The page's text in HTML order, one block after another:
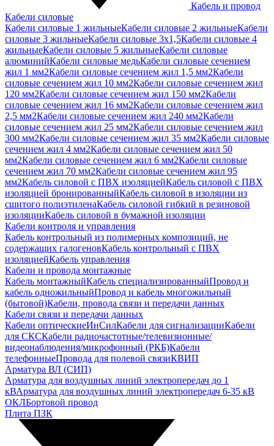
Кабель и провод
Кабели силовые
Кабели силовые 1 жильныеКабели силовые 2 жильныеКабели
силовые 3 жильныеКабели силовые 3х1,5Кабели силовые 4
жильныеКабели силовые 5 жильныеКабели силовые
алюминийКабели силовые медьКабели силовые сечением
жил 1 мм2Кабели силовые сечением жил 1,5 мм2Кабели
силовые сечением жил 10 мм2Кабели силовые сечением жил
120 мм2Кабели силовые сечением жил 150 мм2Кабели
силовые сечением жил 16 мм2Кабели силовые сечением жил
2,5 мм2Кабели силовые сечением жил 240 мм2Кабели
силовые сечением жил 25 мм2Кабели силовые сечением жил
300 мм2Кабели силовые сечением жил 35 мм2Кабели силовые
сечением жил 4 мм2Кабели силовые сечением жил 50
мм2Кабели силовые сечением жил 6 мм2Кабели силовые
сечением жил 70 мм2Кабели силовые сечением жил 95
мм2Кабель силовой с ПВХ изоляциейКабель силовой с ПВХ
изоляцией бронированныйКабель силовой в изоляции из
сшитого полиэтиленаКабель силовой гибкий в резиновой
изоляцииКабель силовой в бумажной изоляции
Кабели контроля и управления
Кабель контрольный из полимерных композиций, не
содержащих галогеновКабель контрольный с ПВХ
изоляциейКабель управления
Кабели и провода монтажные
Кабель монтажныйКабель специализированныйПровод и
кабель одножильныйПровод и кабель многожильный
(бытовой)Кабели, провода связи и передачи данных
Кабели связи и передачи данных
Кабели оптическиеИнСилКабели для сигнализацииКабели
для СКСКабели радиочастотные/телевизионные/
видеонаблюдения/микрофонный (РКБ)Кабели
телефонныеПровода для полевой связиКВИП
Арматура ВЛ (СИП)
Арматура для воздушных линий электропередач до 1
кВАрматура для воздушных линий электропередач 6-35 кВ
ОКЛБортовой провод
Плита ПЗК